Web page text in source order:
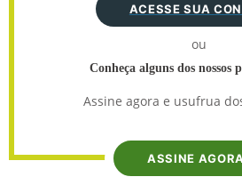
ACESSE SUA
ou
Conheça alguns dos nossos
Assine agora e usufrua
ASSINE AGORA